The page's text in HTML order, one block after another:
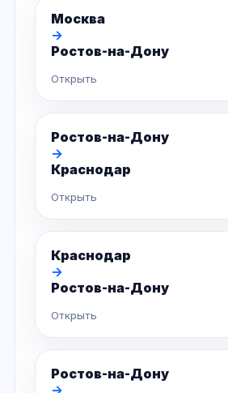
Москва
→
Ростов-на-Дону
Открыть
Ростов-на-Дону
→
Краснодар
Открыть
Краснодар
→
Ростов-на-Дону
Открыть
Ростов-на-Дону
→